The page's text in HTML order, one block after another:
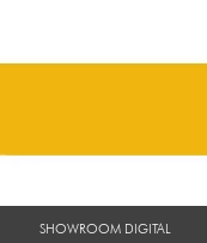
SHOWROOM DIGITAL